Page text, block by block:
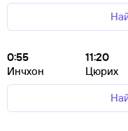
0:55
Инчхон
11:20
Цюрих